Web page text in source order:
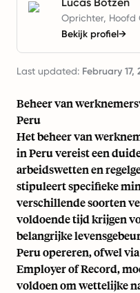
Oprichter, Hoofd
Bekijk profiel→
Last updated: February 17,
Beheer van
Peru
Het beheer van
in Peru vereist een
arbeidswetten en
stipuleert specifieke
verschillende soorten
voldoende tijd krijgen
belangrijke
Peru opereren, ofwel
Employer of Record,
voldoen om wettelijke